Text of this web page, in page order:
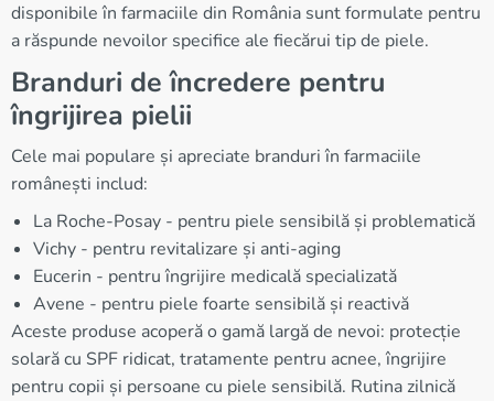
disponibile în farmaciile din România sunt formulate pentru
a răspunde nevoilor specifice ale fiecărui tip de piele.
Branduri de încredere pentru
îngrijirea pielii
Cele mai populare și apreciate branduri în farmaciile
românești includ:
La Roche-Posay - pentru piele sensibilă și problematică
Vichy - pentru revitalizare și anti-aging
Eucerin - pentru îngrijire medicală specializată
Avene - pentru piele foarte sensibilă și reactivă
Aceste produse acoperă o gamă largă de nevoi: protecție
solară cu SPF ridicat, tratamente pentru acnee, îngrijire
pentru copii și persoane cu piele sensibilă. Rutina zilnică